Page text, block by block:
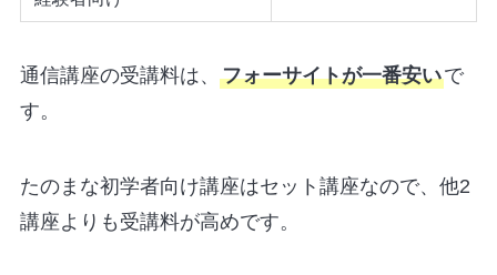
通信講座の受講料は、 フォーサイトが一番安いで
す。
たのまな初学者向け講座はセット講座なので、他2
講座よりも受講料が高めです。